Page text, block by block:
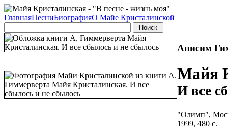
ГлавнаяПесниБиографияО Майе Кристалинской
Анисим
Майя
И все
"Олимп",
1999, 480 с.